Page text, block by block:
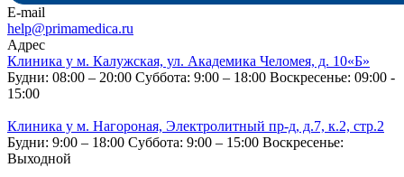
E-mail
help@primamedica.ru
Адрес
Клиника у м. Калужская, ул. Академика Челомея, д. 10«Б»
Будни: 08:00 – 20:00 Суббота: 9:00 – 18:00 Воскресенье: 09:00 -
15:00
Клиника у м. Нагороная, Электролитный пр-д, д.7, к.2, стр.2
Будни: 9:00 – 18:00 Суббота: 9:00 – 15:00 Воскресенье:
Выходной